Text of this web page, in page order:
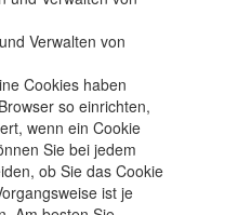
Verwalten von
Cookies haben
so einrichten,
wenn ein Cookie
Sie bei jedem
ob Sie das Cookie
ist je